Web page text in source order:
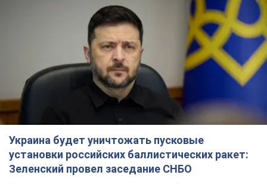
Украина будет уничтожать пусковые
установки российских баллистических ракет:
Зеленский провел заседание СНБО